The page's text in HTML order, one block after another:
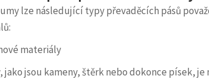
lze následující typy převaděcích pásů
materiály
jako jsou kameny, štěrk nebo dokonce písek,